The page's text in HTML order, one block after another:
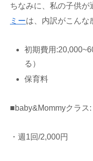
ちなみに、私の子供が
ミーは、内訳がこんな
初期費用
る）
保育料
■baby&Mommyクラス:
・週1回/2,000円